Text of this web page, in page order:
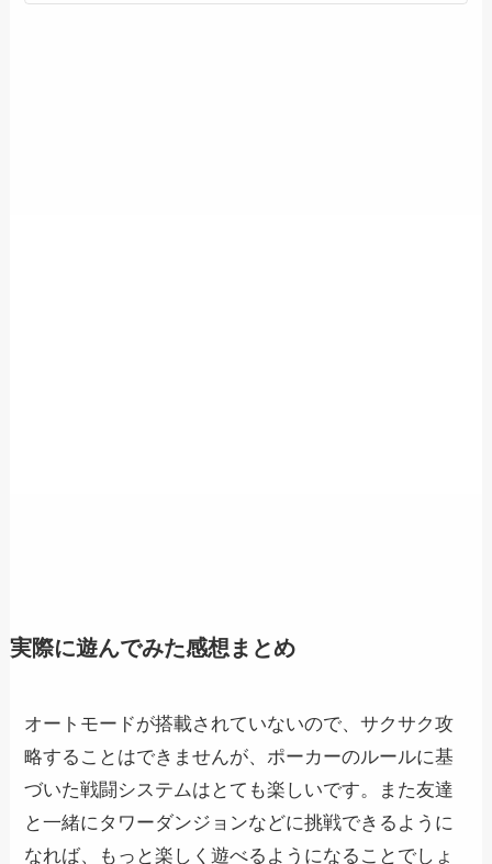
実際に遊んでみた感想まとめ
オートモードが搭載されていないので、サクサク攻
略することはできませんが、ポーカーのルールに基
づいた戦闘システムはとても楽しいです。また友達
と一緒にタワーダンジョンなどに挑戦できるように
なれば、もっと楽しく遊べるようになることでしょ